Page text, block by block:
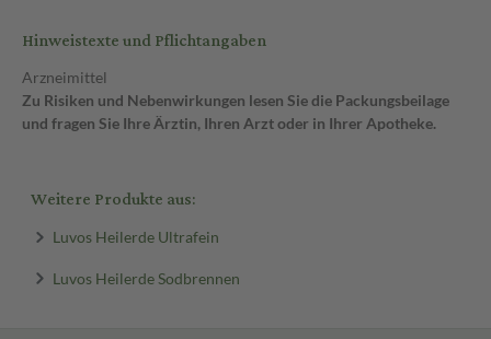
Hinweistexte und Pflichtangaben
Arzneimittel
Zu Risiken und Nebenwirkungen lesen Sie die Packungsbeilage
und fragen Sie Ihre Ärztin, Ihren Arzt oder in Ihrer Apotheke.
Weitere Produkte aus:
Luvos Heilerde Ultrafein
Luvos Heilerde Sodbrennen